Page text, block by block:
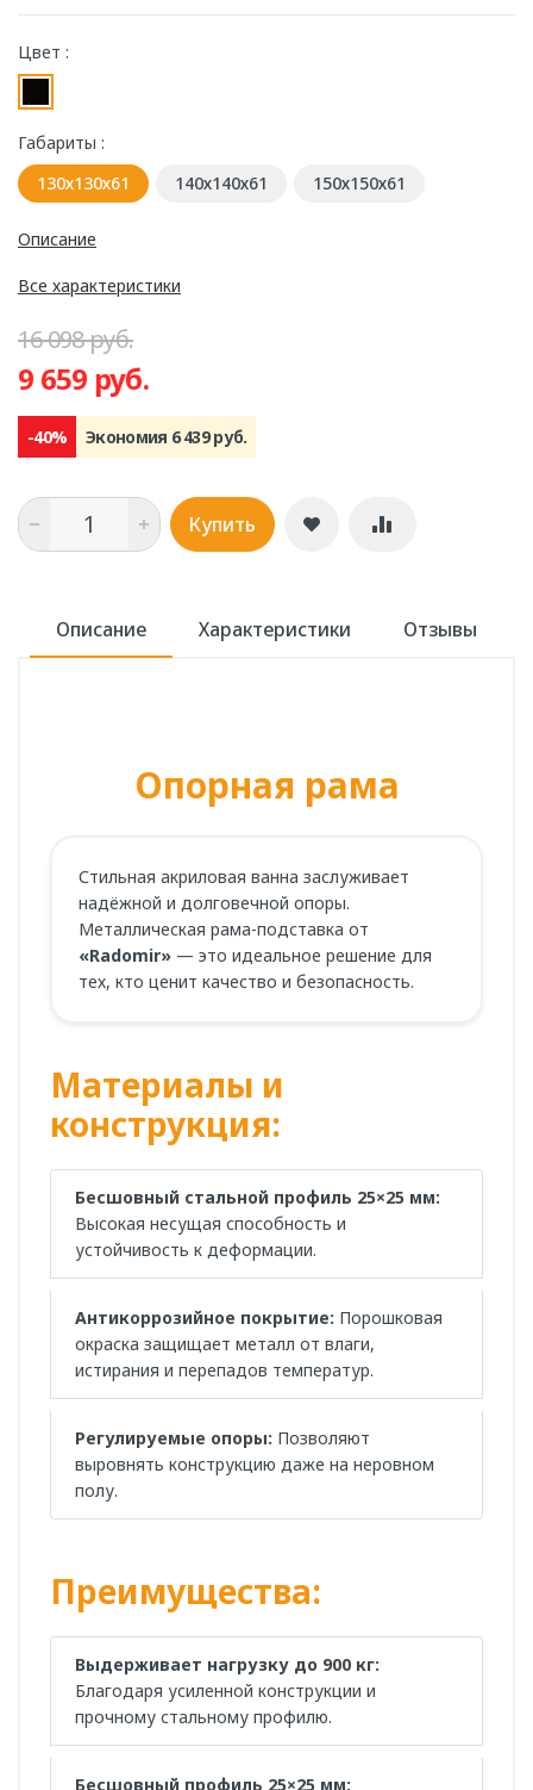
Цвет :
Габариты :
130х130х61
140х140х61 150х150х61
Описание
Все характеристики
16 098 руб.
9 659 руб.
-40% Экономия 6 439 руб.
Купить
Описание Характеристики Отзывы
Опорная рама
Стильная акриловая ванна заслуживает
надёжной и долговечной опоры.
Металлическая рама-подставка от
«Radomir» — это идеальное решение для
тех, кто ценит качество и безопасность.
Материалы и
конструкция:
Бесшовный стальной профиль 25×25 мм:
Высокая несущая способность и
устойчивость к деформации.
Антикоррозийное покрытие: Порошковая
окраска защищает металл от влаги,
истирания и перепадов температур.
Регулируемые опоры: Позволяют
выровнять конструкцию даже на неровном
полу.
Преимущества:
Выдерживает нагрузку до 900 кг:
Благодаря усиленной конструкции и
прочному стальному профилю.
Бесшовный профиль 25×25 мм: